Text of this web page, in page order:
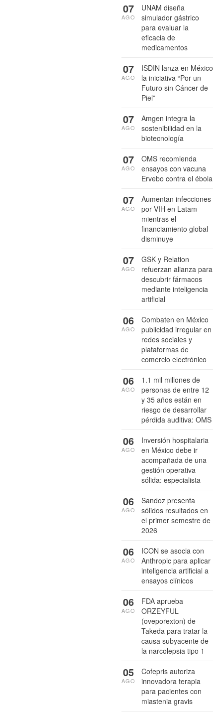
UNAM diseña
simulador gástrico
para evaluar la
eficacia de
medicamentos
07
AGO
ISDIN lanza en México
la iniciativa “Por un
Futuro sin Cáncer de
Piel”
07
AGO
Amgen integra la
sostenibilidad en la
biotecnología
07
AGO
OMS recomienda
ensayos con vacuna
Ervebo contra el ébola
07
AGO
Aumentan infecciones
por VIH en Latam
mientras el
financiamiento global
disminuye
07
AGO
GSK y Relation
refuerzan alianza para
descubrir fármacos
mediante inteligencia
artificial
07
AGO
Combaten en México
publicidad irregular en
redes sociales y
plataformas de
comercio electrónico
06
AGO
1.1 mil millones de
personas de entre 12
y 35 años están en
riesgo de desarrollar
pérdida auditiva: OMS
06
AGO
Inversión hospitalaria
en México debe ir
acompañada de una
gestión operativa
sólida: especialista
06
AGO
Sandoz presenta
sólidos resultados en
el primer semestre de
2026
06
AGO
ICON se asocia con
Anthropic para aplicar
inteligencia artificial a
ensayos clínicos
06
AGO
FDA aprueba
ORZEYFUL
(oveporexton) de
Takeda para tratar la
causa subyacente de
la narcolepsia tipo 1
06
AGO
Cofepris autoriza
innovadora terapia
para pacientes con
miastenia gravis
05
AGO